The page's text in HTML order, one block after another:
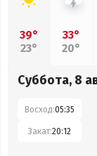
39°
23°
33°
20°
Суббота, 8
Восход:05:35
Закат:20:12